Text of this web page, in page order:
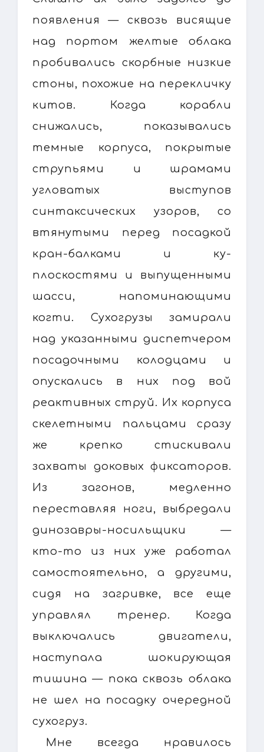
появления — сквозь висящие
над портом желтые облака
пробивались скорбные низкие
стоны, похожие на перекличку
китов. Когда корабли
снижались, показывались
темные корпуса, покрытые
струпьями и шрамами
угловатых выступов
синтаксических узоров, со
втянутыми перед посадкой
кран-балками и ку-
плоскостями и выпущенными
шасси, напоминающими
когти. Сухогрузы замирали
над указанными диспетчером
посадочными колодцами и
опускались в них под вой
реактивных струй. Их корпуса
скелетными пальцами сразу
же крепко стискивали
захваты доковых фиксаторов.
Из загонов, медленно
переставляя ноги, выбредали
динозавры-носильщики —
кто-то из них уже работал
самостоятельно, а другими,
сидя на загривке, все еще
управлял тренер. Когда
выключались двигатели,
наступала шокирующая
тишина — пока сквозь облака
не шел на посадку очередной
сухогруз.
Мне всегда нравилось